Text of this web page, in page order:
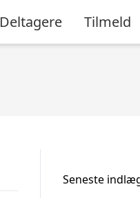
Deltagere Tilmeld
Seneste